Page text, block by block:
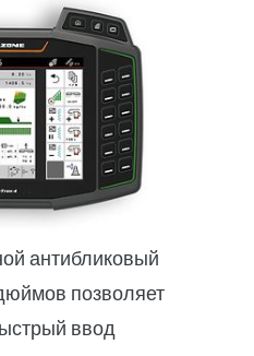
антибликовый
позволяет
ввод